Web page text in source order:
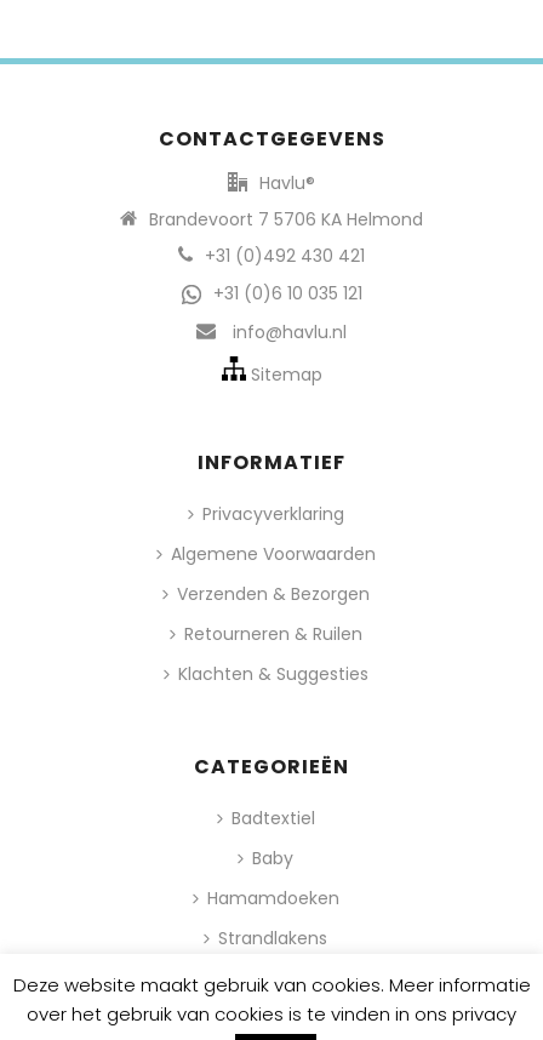
CONTACTGEGEVENS
Havlu®
Brandevoort 7 5706 KA Helmond
+31 (0)492 430 421
+31 (0)6 10 035 121
info@havlu.nl
Sitemap
INFORMATIEF
Privacyverklaring
Algemene Voorwaarden
Verzenden & Bezorgen
Retourneren & Ruilen
Klachten & Suggesties
CATEGORIEËN
Badtextiel
Baby
Hamamdoeken
Strandlakens
0
Deze website maakt gebruik van cookies. Meer informatie
over het gebruik van cookies is te vinden in ons privacy